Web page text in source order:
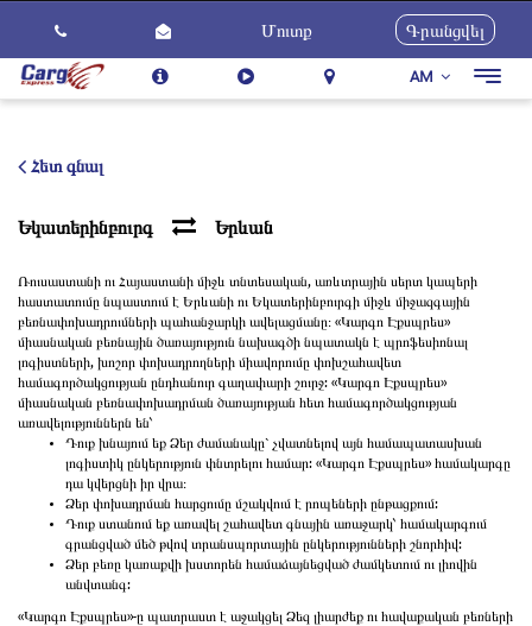
Մուտք Գրանցվել
AM
Ծառայություններ
Կարիերա
Նորություններ
Հետ գնալ
Եկատերինբուրգ Երևան
Ռուսաստանի ու Հայաստանի միջև տնտեսական, առևտրային սերտ կապերի
հաստատումը նպաստում է Երևանի ու Եկատերինբուրգի միջև միջազգային
բեռնափոխադրումների պահանջարկի ավելացմանը։ «Կարգո Էքսպրես»
միասնական բեռնային ծառայություն նախագծի նպատակն է պրոֆեսիոնալ
լոգիստների, խոշոր փոխադրողների միավորումը փոխշահավետ
համագործակցության ընդհանուր գաղափարի շուրջ: «Կարգո Էքսպրես»
միասնական բեռնափոխադրման ծառայության հետ համագործակցության
առավելություններն են՝
Դուք խնայում եք Ձեր ժամանակը` չվատնելով այն համապատասխան
լոգիստիկ ընկերություն փնտրելու համար: «Կարգո Էքսպրես» համակարգը
դա կվերցնի իր վրա։
Ձեր փոխադրման հարցումը մշակվում է րոպեների ընթացքում:
Դուք ստանում եք առավել շահավետ գնային առաջարկ՝ համակարգում
գրանցված մեծ թվով տրանսպորտային ընկերությունների շնորհիվ:
Ձեր բեռը կառաքվի խստորեն համաձայնեցված ժամկետում ու լիովին
անվտանգ:
«Կարգո Էքսպրես»-ը պատրաստ է աջակցել Ձեզ լիարժեք ու հավաքական բեռների